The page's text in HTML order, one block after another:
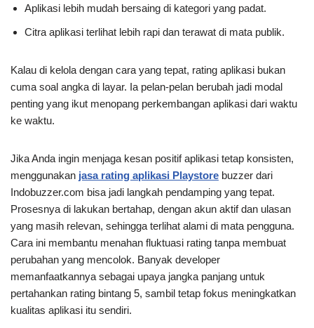
Aplikasi lebih mudah bersaing di kategori yang padat.
Citra aplikasi terlihat lebih rapi dan terawat di mata publik.
Kalau di kelola dengan cara yang tepat, rating aplikasi bukan
cuma soal angka di layar. Ia pelan-pelan berubah jadi modal
penting yang ikut menopang perkembangan aplikasi dari waktu
ke waktu.
Jika Anda ingin menjaga kesan positif aplikasi tetap konsisten,
menggunakan jasa rating aplikasi Playstore buzzer dari
Indobuzzer.com bisa jadi langkah pendamping yang tepat.
Prosesnya di lakukan bertahap, dengan akun aktif dan ulasan
yang masih relevan, sehingga terlihat alami di mata pengguna.
Cara ini membantu menahan fluktuasi rating tanpa membuat
perubahan yang mencolok. Banyak developer
memanfaatkannya sebagai upaya jangka panjang untuk
pertahankan rating bintang 5, sambil tetap fokus meningkatkan
kualitas aplikasi itu sendiri.